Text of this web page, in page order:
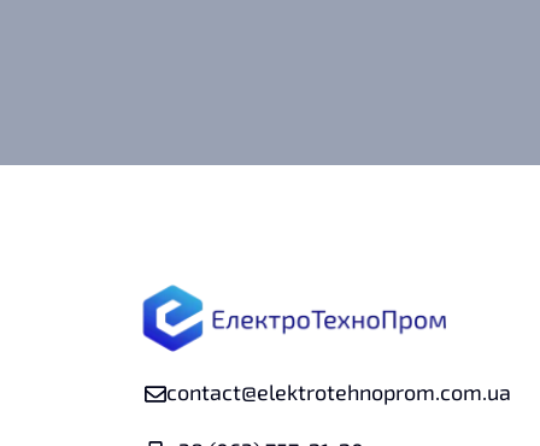
contact@elektrotehnoprom.com.ua